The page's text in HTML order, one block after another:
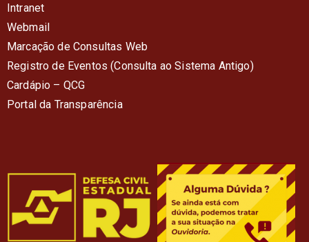
Intranet
Webmail
Marcação de Consultas Web
Registro de Eventos (Consulta ao Sistema Antigo)
Cardápio – QCG
Portal da Transparência